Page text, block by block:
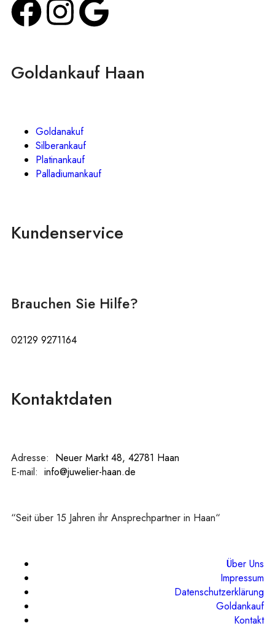
Goldankauf Haan
Goldanakuf
Silberankauf
Platinankauf
Palladiumankauf
Kundenservice
Brauchen Sie Hilfe?
02129 9271164
Kontaktdaten
Adresse: Neuer Markt 48, 42781 Haan
E-mail: info@juwelier-haan.de
“Seit über 15 Jahren ihr Ansprechpartner in Haan“
Über Uns
Impressum
Datenschutzerklärung
Goldankauf
Kontakt